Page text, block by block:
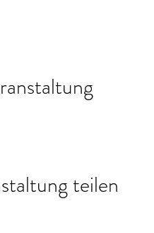
teilen